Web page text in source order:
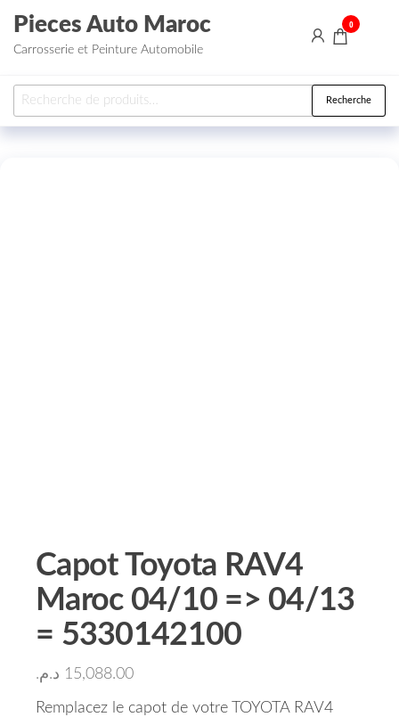
Aller au contenu
Pieces Auto Maroc
Carrosserie et Peinture Automobile
0
Recherche pour : Recherche
Capot Toyota RAV4
Maroc 04/10 => 04/13
= 5330142100
15,088.00 د.م.
Remplacez le capot de votre TOYOTA RAV4